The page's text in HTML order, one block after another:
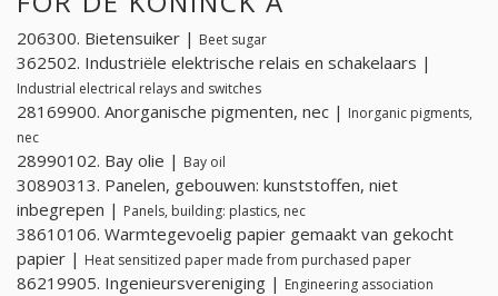
206300. Bietensuiker | Beet sugar
362502. Industriële elektrische relais en schakelaars |
Industrial electrical relays and switches
28169900. Anorganische pigmenten, nec | Inorganic pigments,
nec
28990102. Bay olie | Bay oil
30890313. Panelen, gebouwen: kunststoffen, niet
inbegrepen | Panels, building: plastics, nec
38610106. Warmtegevoelig papier gemaakt van gekocht
papier | Heat sensitized paper made from purchased paper
86219905. Ingenieursvereniging | Engineering association